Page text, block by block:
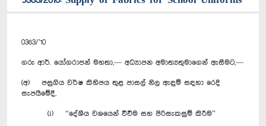
0363/’10
ගරු ආර්. යෝගරාජන් මහතා,— අධ්‍යාපන අමාත්‍යතුමාගෙන් ඇසීමට,—
(අ) පසුගිය වර්ෂ කිහිපය තුළ පාසල් නිල ඇඳුම් සඳහා රෙදි
සැපයීමේදී,
(i) “දේශීය වශයෙන් විවීම සහ පිරිසැකසුම් කිරීම”